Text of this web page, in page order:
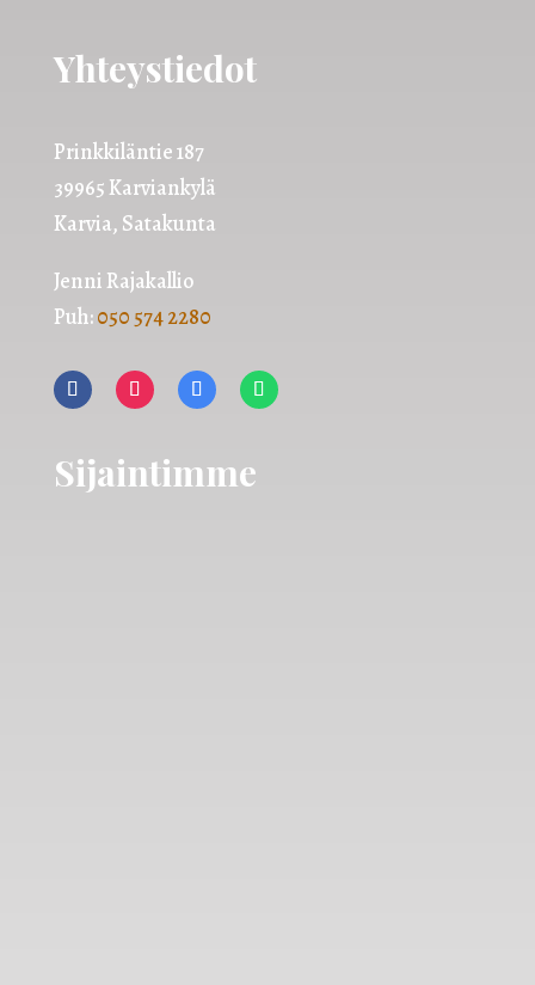
Yhteystiedot
Prinkkiläntie 187
39965 Karviankylä
Karvia, Satakunta
Jenni Rajakallio
Puh:050 574 2280
Sijaintimme